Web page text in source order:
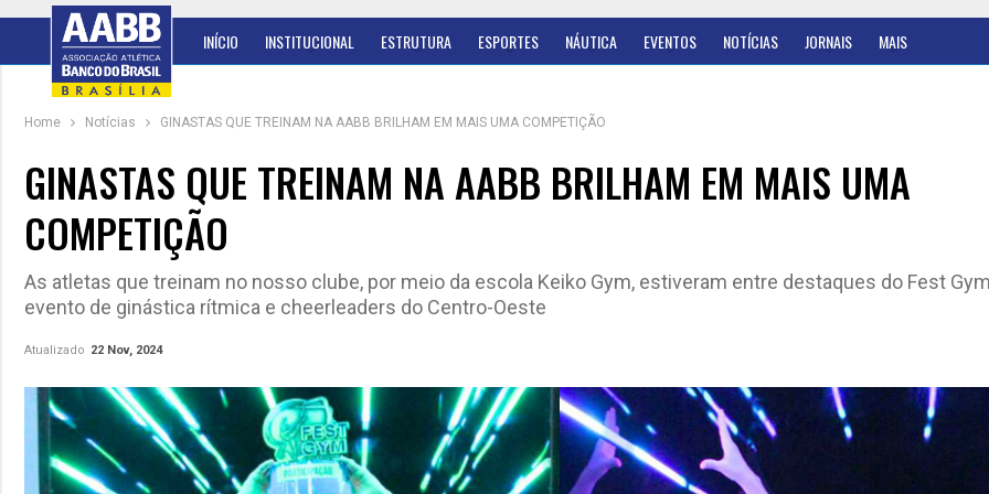
INÍCIO INSTITUCIONAL ESTRUTURA ESPORTES NÁUTICA EVENTOS NOTÍCIAS JORNAIS MAIS
Home Notícias GINASTAS QUE TREINAM NA AABB BRILHAM EM MAIS UMA COMPETIÇÃO
GINASTAS QUE TREINAM NA AABB BRILHAM EM MAIS UMA
COMPETIÇÃO
As atletas que treinam no nosso clube, por meio da escola Keiko Gym, estiveram entre destaques do Fest
evento de ginástica rítmica e cheerleaders do Centro-Oeste
Atualizado 22 Nov, 2024